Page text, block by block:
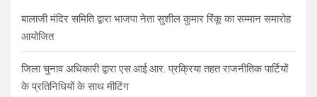
बालाजी मंदिर समिति द्वारा भाजपा नेता सुशील कुमार रिंकू का सम्मान समारोह
आयोजित
जिला चुनाव अधिकारी द्वारा एस.आई.आर. प्रक्रिया तहत राजनीतिक पार्टियों
के प्रतिनिधियों के साथ मीटिंग